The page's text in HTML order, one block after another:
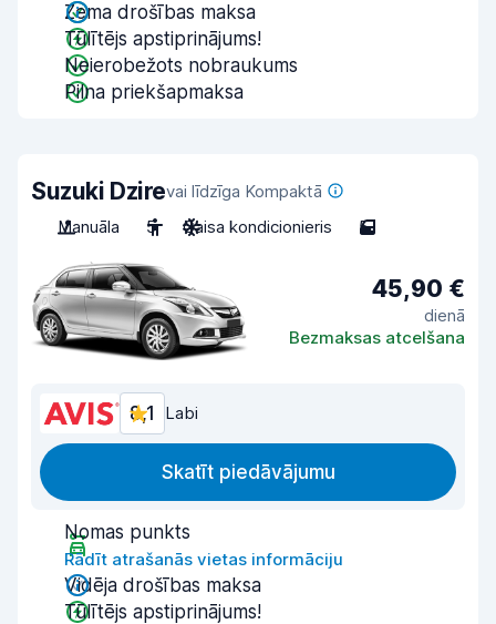
Zema drošības maksa
Tūlītējs apstiprinājums!
Neierobežots nobraukums
Pilna priekšapmaksa
Suzuki Dzirevai līdzīga Kompaktā
Manuāla
5 Gaisa kondicionieris 5
45,90 €
dienā
Bezmaksas atcelšana
8,1 Labi
Skatīt piedāvājumu
Nomas punkts
Rādīt atrašanās vietas informāciju
Vidēja drošības maksa
Tūlītējs apstiprinājums!